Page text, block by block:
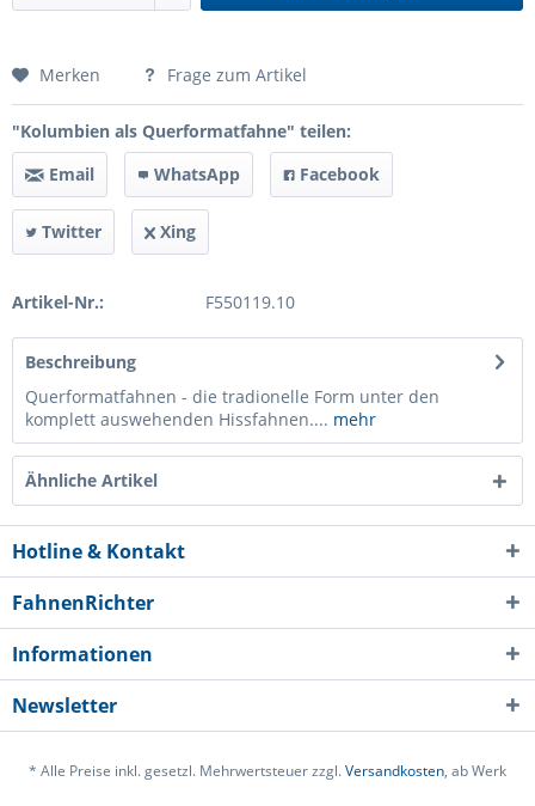
Preis anfragen
Merken Frage zum Artikel
"Kolumbien als Querformatfahne" teilen:
Email
WhatsApp Facebook
Twitter Xing
Artikel-Nr.: F550119.10
Beschreibung
Querformatfahnen - die tradionelle Form unter den
komplett auswehenden Hissfahnen.... mehr
Ähnliche Artikel
Hotline & Kontakt
FahnenRichter
Informationen
Newsletter
* Alle Preise inkl. gesetzl. Mehrwertsteuer zzgl.Versandkosten, ab Werk